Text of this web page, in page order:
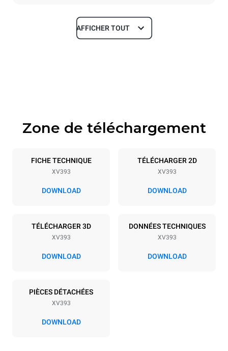
Dimensions
Caractéristiques de la plaque
5 GN 1/1
Espace entre les plaques
Alimentation
380-415V 3N~ / 220-240V
3~ / 220-240V 1~
7,1 kW
50 / 60 Hz
AFFICHER TOUT
Zone de téléchargement
FICHE TECHNIQUE
XV393
DOWNLOAD
TÉLÉCHARGER 2D
XV393
DOWNLOAD
TÉLÉCHARGER 3D
XV393
DOWNLOAD
DONNÉES TECHNIQUES
XV393
DOWNLOAD
PIÈCES DÉTACHÉES
XV393
DOWNLOAD